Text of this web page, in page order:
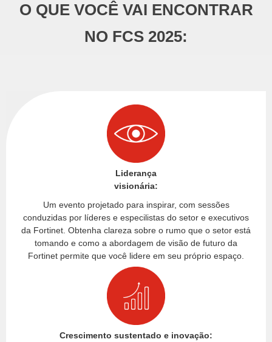
O QUE VOCÊ VAI ENCONTRAR
NO FCS 2025:
Liderança
visionária:
Um evento projetado para inspirar, com sessões
conduzidas por líderes e especilistas do setor e executivos
da Fortinet. Obtenha clareza sobre o rumo que o setor está
tomando e como a abordagem de visão de futuro da
Fortinet permite que você lidere em seu próprio espaço.
Crescimento sustentado e inovação: